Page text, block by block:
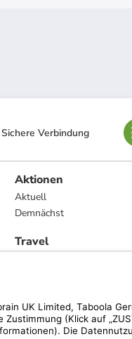
Sichere Verbindung
Aktionen
Aktuell
Demnächst
Travel